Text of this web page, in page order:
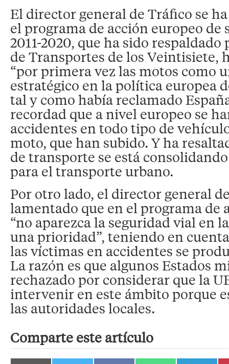
El director general de Tráfico se
el programa de acción europeo de
2011-2020, que ha sido
de Transportes de los Veintisiete,
“por primera vez las motos como
estratégico en la política europea
tal y como había reclamado
recordad que a nivel europeo se
accidentes en todo tipo de
moto, que han subido. Y ha
de transporte se está
para el transporte urbano.
Por otro lado, el director general
lamentado que en el programa de
“no aparezca la seguridad vial en
una prioridad”, teniendo en
las víctimas en accidentes se
La razón es que algunos Estados
rechazado por considerar que la
intervenir en este ámbito porque
las autoridades locales.
Comparte este artículo